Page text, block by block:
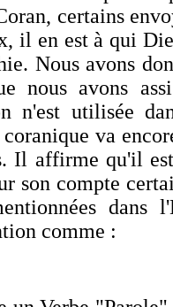
certains
il en est à qui
Nous avons
nous avons
n'est utilisée
va
Il affirme qu'il
son compte
dans
comme :